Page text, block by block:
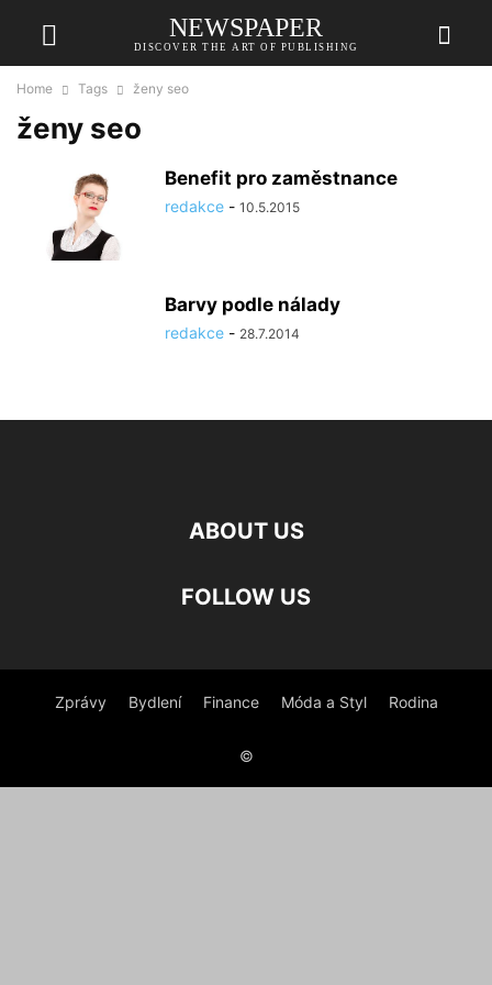
NEWSPAPER
DISCOVER THE ART OF PUBLISHING
Home Tags ženy seo
ženy seo
Benefit pro zaměstnance
redakce - 10.5.2015
Barvy podle nálady
redakce - 28.7.2014
ABOUT US
FOLLOW US
Zprávy Bydlení Finance Móda a Styl Rodina
©